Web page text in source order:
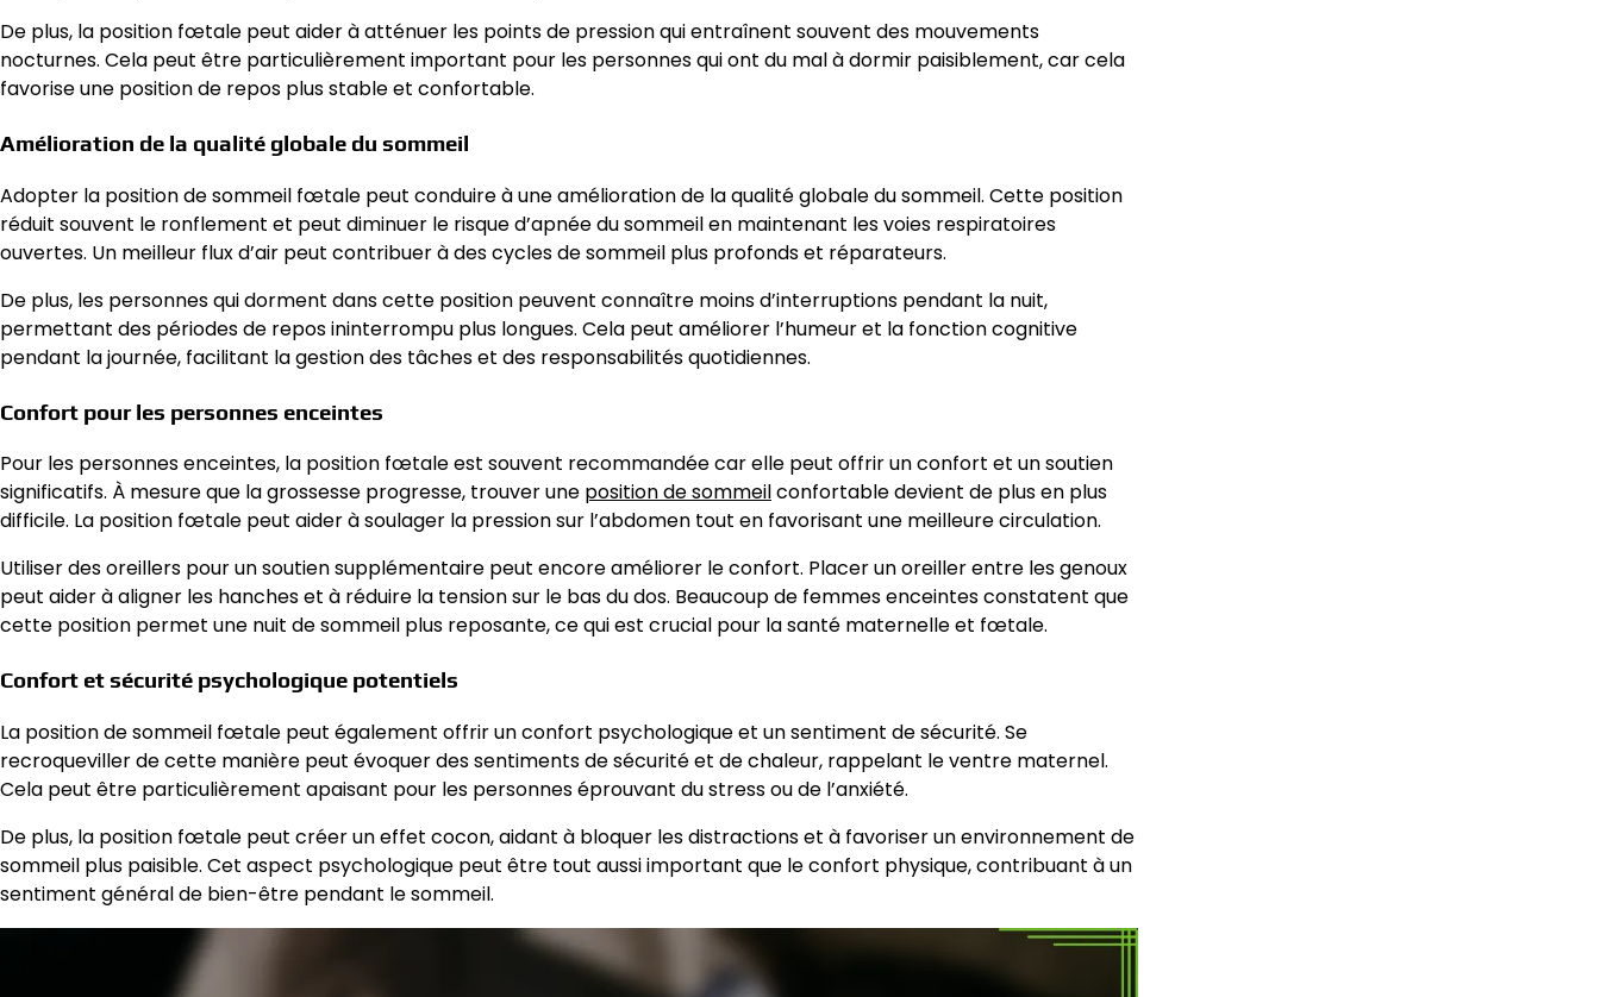
De plus, la position fœtale peut aider à atténuer les points de pression qui entraînent souvent des mouvements
nocturnes. Cela peut être particulièrement important pour les personnes qui ont du mal à dormir paisiblement, car cela
favorise une position de repos plus stable et confortable.
Amélioration de la qualité globale du sommeil
Adopter la position de sommeil fœtale peut conduire à une amélioration de la qualité globale du sommeil. Cette position
réduit souvent le ronflement et peut diminuer le risque d’apnée du sommeil en maintenant les voies respiratoires
ouvertes. Un meilleur flux d’air peut contribuer à des cycles de sommeil plus profonds et réparateurs.
De plus, les personnes qui dorment dans cette position peuvent connaître moins d’interruptions pendant la nuit,
permettant des périodes de repos ininterrompu plus longues. Cela peut améliorer l’humeur et la fonction cognitive
pendant la journée, facilitant la gestion des tâches et des responsabilités quotidiennes.
Confort pour les personnes enceintes
Pour les personnes enceintes, la position fœtale est souvent recommandée car elle peut offrir un confort et un soutien
significatifs. À mesure que la grossesse progresse, trouver une position de sommeilconfortable devient de plus en plus
difficile. La position fœtale peut aider à soulager la pression sur l’abdomen tout en favorisant une meilleure circulation.
Utiliser des oreillers pour un soutien supplémentaire peut encore améliorer le confort. Placer un oreiller entre les genoux
peut aider à aligner les hanches et à réduire la tension sur le bas du dos. Beaucoup de femmes enceintes constatent que
cette position permet une nuit de sommeil plus reposante, ce qui est crucial pour la santé maternelle et fœtale.
Confort et sécurité psychologique potentiels
La position de sommeil fœtale peut également offrir un confort psychologique et un sentiment de sécurité. Se
recroqueviller de cette manière peut évoquer des sentiments de sécurité et de chaleur, rappelant le ventre maternel.
Cela peut être particulièrement apaisant pour les personnes éprouvant du stress ou de l’anxiété.
De plus, la position fœtale peut créer un effet cocon, aidant à bloquer les distractions et à favoriser un environnement de
sommeil plus paisible. Cet aspect psychologique peut être tout aussi important que le confort physique, contribuant à un
sentiment général de bien-être pendant le sommeil.